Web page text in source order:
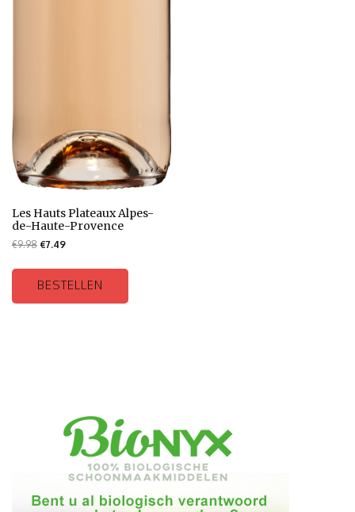
Les Hauts Plateaux Alpes-
de-Haute-Provence
€9.98 €7.49
BESTELLEN